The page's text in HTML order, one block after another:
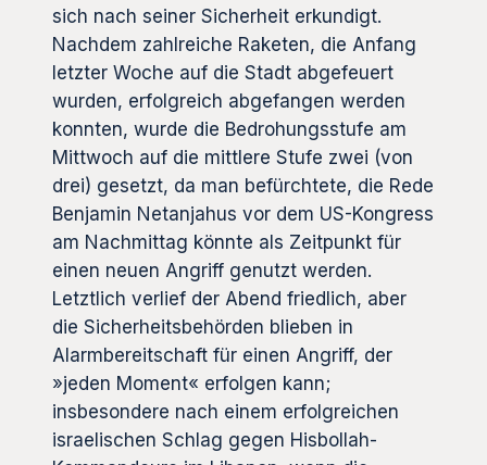
sich nach seiner Sicherheit erkundigt.
Nachdem zahlreiche Raketen, die Anfang
letzter Woche auf die Stadt abgefeuert
wurden, erfolgreich abgefangen werden
konnten, wurde die Bedrohungsstufe am
Mittwoch auf die mittlere Stufe zwei (von
drei) gesetzt, da man befürchtete, die Rede
Benjamin Netanjahus vor dem US-Kongress
am Nachmittag könnte als Zeitpunkt für
einen neuen Angriff genutzt werden.
Letztlich verlief der Abend friedlich, aber
die Sicherheitsbehörden blieben in
Alarmbereitschaft für einen Angriff, der
»jeden Moment« erfolgen kann;
insbesondere nach einem erfolgreichen
israelischen Schlag gegen Hisbollah-